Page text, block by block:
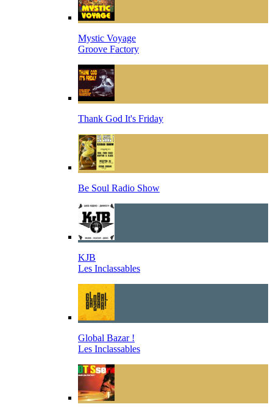
Mystic Voyage
Groove Factory
Thank God It's Friday
Be Soul Radio Show
KJB
Les Inclassables
Global Bazar !
Les Inclassables